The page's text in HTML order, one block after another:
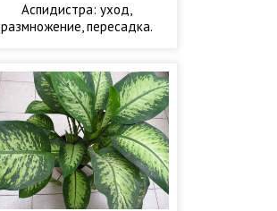
Аспидистра: уход,
размножение, пересадка.